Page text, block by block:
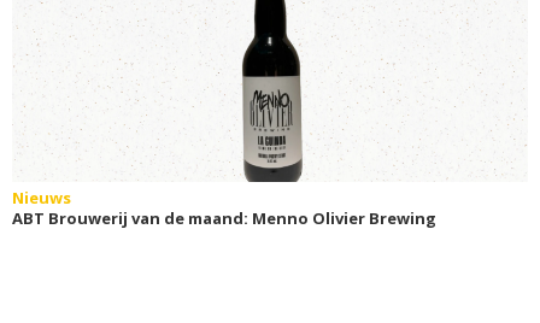
Nieuws
ABT Brouwerij van de maand: Menno Olivier Brewing